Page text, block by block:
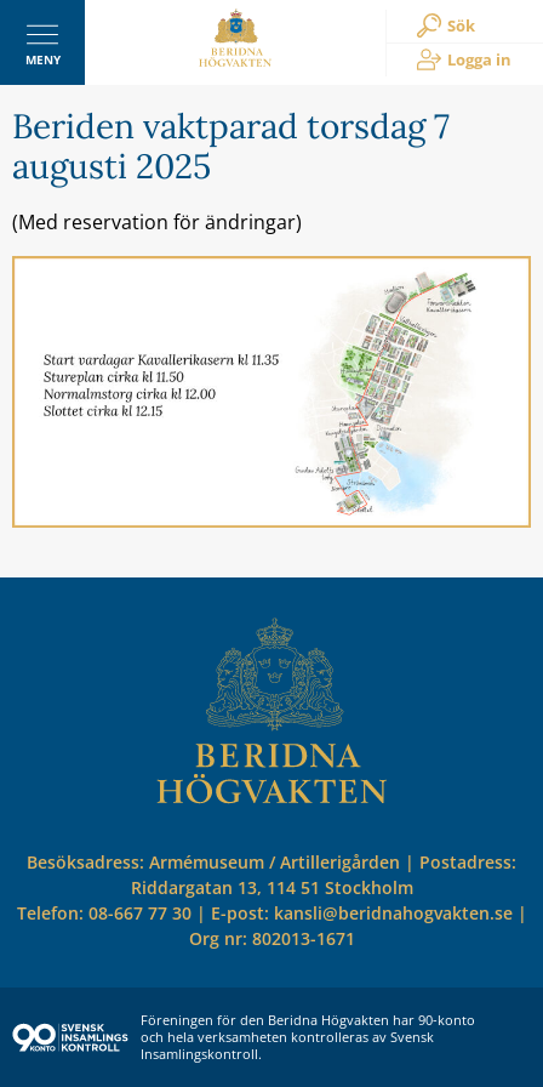
MENY
Sök
Logga in
Beriden vaktparad torsdag 7
augusti 2025
(Med reservation för ändringar)
Besöksadress: Armémuseum / Artillerigården | Postadress:
Riddargatan 13, 114 51 Stockholm
Telefon: 08-667 77 30 | E-post: kansli@beridnahogvakten.se |
Org nr: 802013-1671
Föreningen för den Beridna Högvakten har 90-konto
och hela verksamheten kontrolleras av Svensk
Insamlingskontroll.